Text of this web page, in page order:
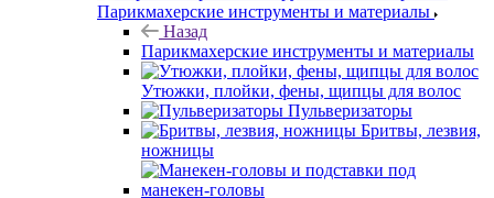
Парикмахерские инструменты и материалы
Назад
Парикмахерские инструменты и материалы
Утюжки, плойки, фены, щипцы для волос
Пульверизаторы
Бритвы, лезвия,
ножницы